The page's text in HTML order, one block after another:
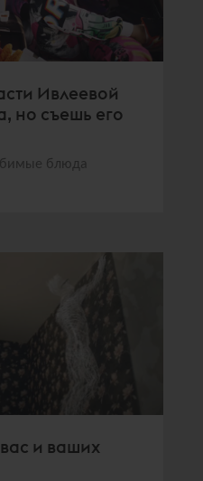
Ивлеевой
но съешь его
блюда
и ваших